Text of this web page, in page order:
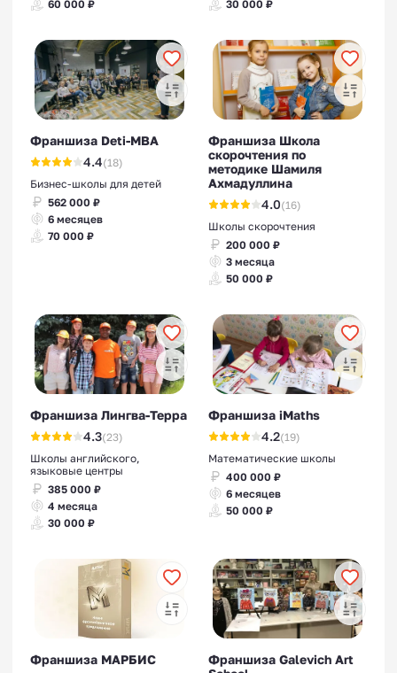
60 000 ₽
30 000 ₽
Франшиза Deti-MBA
4.4(18)
Бизнес-школы для детей
562 000 ₽
6 месяцев
70 000 ₽
Франшиза Школа
скорочтения по
методике Шамиля
Ахмадуллина
4.0(16)
Школы скорочтения
200 000 ₽
3 месяца
50 000 ₽
Франшиза Лингва-Терра
4.3(23)
Школы английского,
языковые центры
385 000 ₽
4 месяца
30 000 ₽
Франшиза iMaths
4.2(19)
Математические школы
400 000 ₽
6 месяцев
50 000 ₽
Франшиза МАРБИС
Франшиза Galevich Art